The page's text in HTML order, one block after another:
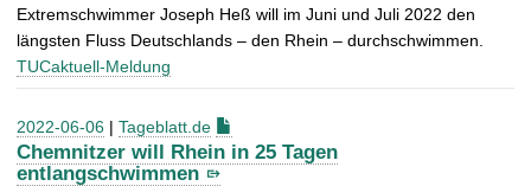
Extremschwimmer Joseph Heß will im Juni und Juli 2022 den
längsten Fluss Deutschlands – den Rhein – durchschwimmen.
TUCaktuell-Meldung
2022-06-06 | Tageblatt.de
Chemnitzer will Rhein in 25 Tagen
entlangschwimmen